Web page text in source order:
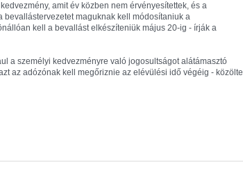
amit év közben nem érvényesítettek, és a
maguknak kell módosítaniuk a
kell a bevallást elkészíteniük május 20-ig - írják a
a személyi kedvezményre való jogosultságot alátámasztó
az adózónak kell megőriznie az elévülési idő végéig - közölte